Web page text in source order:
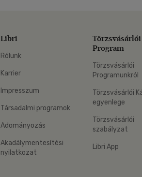
Libri
Rólunk
Karrier
Impresszum
Társadalmi programok
Adományozás
Akadálymentesítési
nyilatkozat
Törzsvásárlói
Program
Törzsvásárlói
Programunkról
Törzsvásárlói
egyenlege
Törzsvásárlói
szabályzat
Libri App